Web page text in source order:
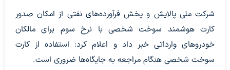
شرکت ملی پالایش و پخش فرآورده‌های نفتی از امکان صدور
کارت هوشمند سوخت شخصی با نرخ سوم برای مالکان
خودروهای وارداتی خبر داد و اعلام کرد: استفاده از کارت
سوخت شخصی هنگام مراجعه به جایگاه‌ها ضروری است.